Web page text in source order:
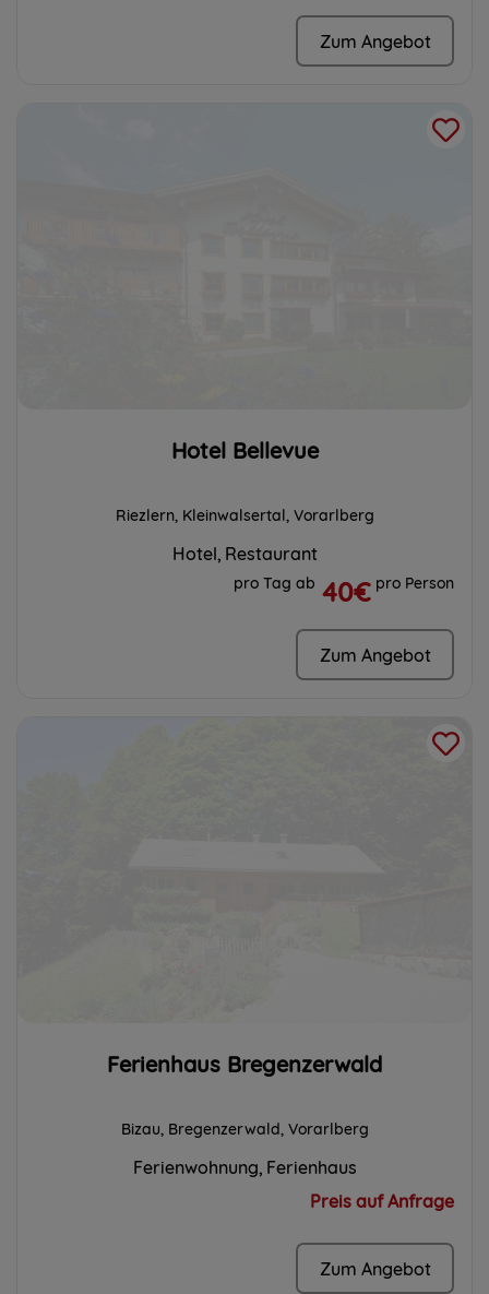
Zum Angebot
Hotel Bellevue
Riezlern, Kleinwalsertal, Vorarlberg
Hotel Restaurant
pro Tag ab 40€ pro Person
Zum Angebot
Ferienhaus Bregenzerwald
Bizau, Bregenzerwald, Vorarlberg
Ferienwohnung Ferienhaus
Preis auf Anfrage
Zum Angebot